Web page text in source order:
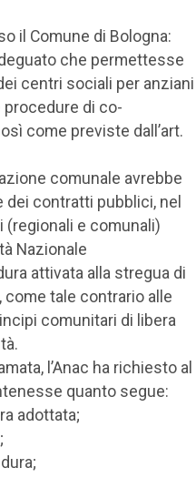
il Comune di Bologna:
che permettesse
centri sociali per anziani
procedure di co-
come previste dall’art.
comunale avrebbe
dei contratti pubblici, nel
(regionali e comunali)
Nazionale
attivata alla stregua di
tale contrario alle
comunitari di libera
l’Anac ha richiesto al
quanto segue:
adottata;